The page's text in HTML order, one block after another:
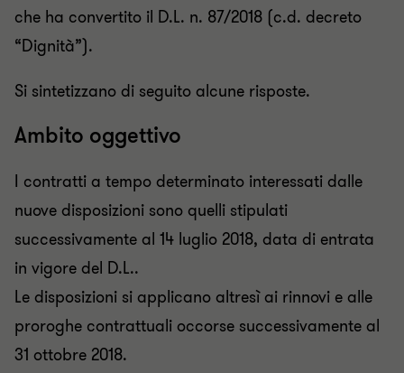
che ha convertito il D.L. n. 87/2018 (c.d. decreto
“Dignità”).
Si sintetizzano di seguito alcune risposte.
Ambito oggettivo
I contratti a tempo determinato interessati dalle
nuove disposizioni sono quelli stipulati
successivamente al 14 luglio 2018, data di entrata
in vigore del D.L..
Le disposizioni si applicano altresì ai rinnovi e alle
proroghe contrattuali occorse successivamente al
31 ottobre 2018.